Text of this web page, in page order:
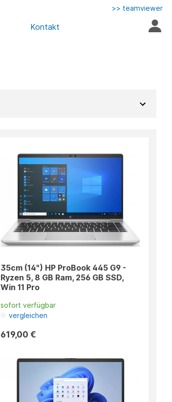
Kontakt
>> teamviewer
35cm (14") HP ProBook 445 G9 -
Ryzen 5, 8 GB Ram, 256 GB SSD,
Win 11 Pro
sofort verfügbar
vergleichen
619,00 €